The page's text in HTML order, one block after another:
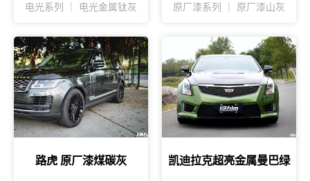
电光系列 ｜ 电光金属钛灰 原厂漆系列 ｜ 原厂漆山灰
路虎 原厂漆煤碳灰 凯迪拉克超亮金属曼巴绿